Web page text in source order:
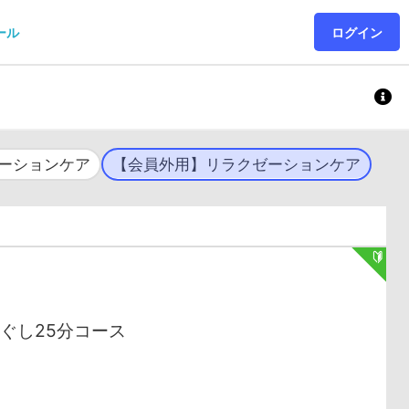
ル ログイン
ションケア 【会員外用】リラクゼーションケア
し25分コース